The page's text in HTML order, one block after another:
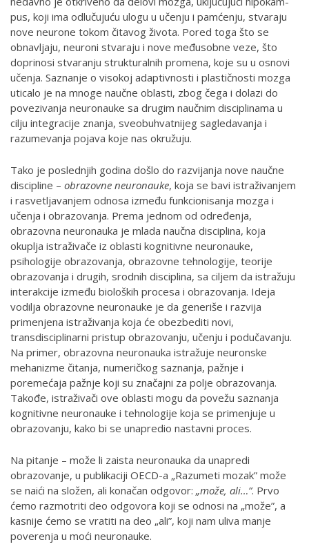
pus, ko­ji ima od­lu­ču­ju­ću ulo­gu u uče­nju i pam­će­nju, stva­ra­ju
no­ve ne­u­ro­ne to­kom či­ta­vog ži­vo­ta. Pored toga što se
obnavljaju, neuroni stvaraju i nove međusobne veze, što
doprinosi stvaranju strukturalnih promena, koje su u osnovi
učenja. Saznanje o visokoj adaptivnosti i plastičnosti mozga
uticalo je na mnoge naučne oblasti, zbog čega i dolazi do
povezivanja neuronauke sa drugim naučnim disciplinama u
cilju integracije znanja, sveobuhvatnijeg sagledavanja i
razumevanja pojava koje nas okružuju.
Tako je poslednjih godina došlo do razvijanja nove naučne
discipline – obrazovne neuronauke, koja se bavi istraživanjem
i rasvetljavanjem odnosa između funkcionisanja mozga i
učenja i obrazovanja. Prema jednom od određenja,
obrazovna neuronauka je mlada naučna disciplina, koja
okuplja istraživače iz oblasti kognitivne neuronauke,
psihologije obrazovanja, obrazovne tehnologije, teorije
obrazovanja i drugih, srodnih disciplina, sa ciljem da istražuju
interakcije između bioloških procesa i obrazovanja. Ideja
vodilja obrazovne neuronauke je da generiše i razvija
primenjena istraživanja koja će obezbediti novi,
transdisciplinarni pristup obrazovanju, učenju i podučavanju.
Na primer, obrazovna neuronauka istražuje neuronske
mehanizme čitanja, numeričkog saznanja, pažnje i
poremećaja pažnje koji su značajni za polje obrazovanja.
Takođe, istraživači ove oblasti mogu da povežu saznanja
kognitivne neuronauke i tehnologije koja se primenjuje u
obrazovanju, kako bi se unapredio nastavni proces.
Na pitanje – može li zaista neuronauka da unapredi
obrazovanje, u publikaciji OECD-a „Razumeti mozak” može
se naići na složen, ali konačan odgovor: „može, ali…”. Prvo
ćemo razmotriti deo odgovora koji se odnosi na „može”, a
kasnije ćemo se vratiti na deo „ali”, koji nam uliva manje
poverenja u moći neuronauke.